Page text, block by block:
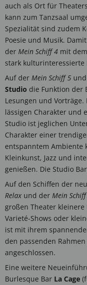
auch als Ort für
kann zum Tanzsaal
Spezialität sind zudem
Poesie und Musik.
der Mein Schiff 4 mit
stark
Auf der Mein Schiff 5
Studio die Funktion der
Lesungen und
lässigen Charakter und
Studio ist jeglichen
Charakter einer
entspanntem Ambiente
Kleinkunst, Jazz und
genießen. Die Studio
Auf den Schiffen der
Relax und der Mein
großen Theater kleinere
Varieté-Shows oder
ist mit ihrem
den passenden
angeschlossen.
Eine weitere
Burlesque Bar La Cage